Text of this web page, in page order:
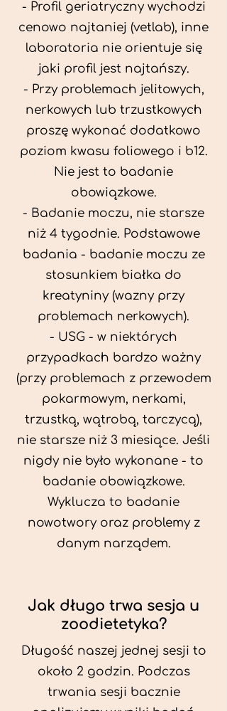
- Profil geriatryczny wychodzi
cenowo najtaniej (vetlab), inne
laboratoria nie orientuje się
jaki profil jest najtańszy.
- Przy problemach jelitowych,
nerkowych lub trzustkowych
proszę wykonać dodatkowo
poziom kwasu foliowego i b12.
Nie jest to badanie
obowiązkowe.
- Badanie moczu, nie starsze
niż 4 tygodnie. Podstawowe
badania - badanie moczu ze
stosunkiem białka do
kreatyniny (wazny przy
problemach nerkowych).
- USG - w niektórych
przypadkach bardzo ważny
(przy problemach z przewodem
pokarmowym, nerkami,
trzustką, wątrobą, tarczycą),
nie starsze niż 3 miesiące. Jeśli
nigdy nie było wykonane - to
badanie obowiązkowe.
Wyklucza to badanie
nowotwory oraz problemy z
danym narządem.
Jak długo trwa sesja u
zoodietetyka?
Długość naszej jednej sesji to
około 2 godzin. Podczas
trwania sesji bacznie